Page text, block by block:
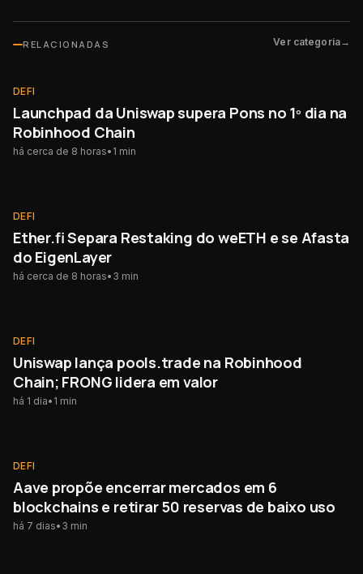
RELACIONADAS Ver categoria→
DEFI
DEFI
Launchpad da Uniswap supera Pons no 1º dia na
Robinhood Chain
há cerca de 8 horas• 1 min
DEFI
DEFI
Ether.fi Separa Restaking do weETH e se Afasta
do EigenLayer
há cerca de 8 horas• 3 min
DEFI
DEFI
Uniswap lança pools.trade na Robinhood
Chain; FRONG lidera em valor
há 1 dia• 1 min
DEFI
DEFI
Aave propõe encerrar mercados em 6
blockchains e retirar 50 reservas de baixo uso
há 7 dias• 3 min